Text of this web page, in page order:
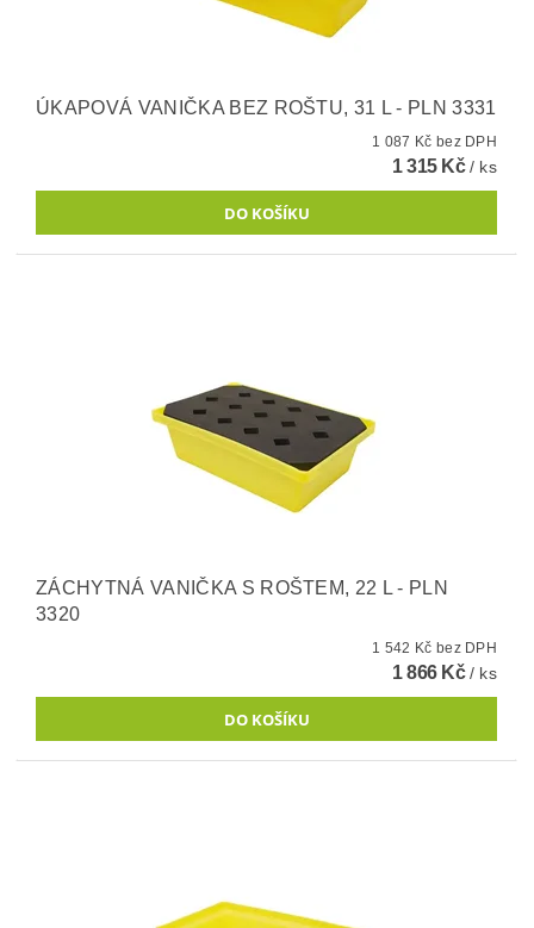
ÚKAPOVÁ VANIČKA BEZ ROŠTU, 31 L - PLN 3331
1 087 Kč bez DPH
1 315 Kč/ ks
ZÁCHYTNÁ VANIČKA S ROŠTEM, 22 L - PLN
3320
1 542 Kč bez DPH
1 866 Kč/ ks